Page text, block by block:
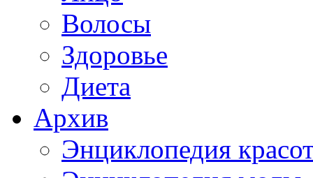
Волосы
Здоровье
Диета
Архив
Энциклопедия